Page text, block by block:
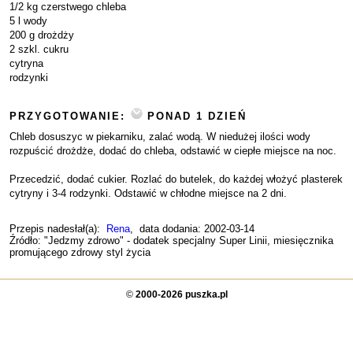
1/2 kg czerstwego chleba
5 l wody
200 g drożdży
2 szkl. cukru
cytryna
rodzynki
PRZYGOTOWANIE:
PONAD 1 DZIEŃ
Chleb dosuszyc w piekarniku, zalać wodą. W niedużej ilości wody
rozpuścić drożdże, dodać do chleba, odstawić w ciepłe miejsce na noc.
Przecedzić, dodać cukier. Rozlać do butelek, do każdej włożyć plasterek
cytryny i 3-4 rodzynki. Odstawić w chłodne miejsce na 2 dni.
Przepis nadesłał(a): Rena, data dodania: 2002-03-14
Źródło: "Jedzmy zdrowo" - dodatek specjalny Super Linii, miesięcznika
promującego zdrowy styl życia
© 2000-2026 puszka.pl